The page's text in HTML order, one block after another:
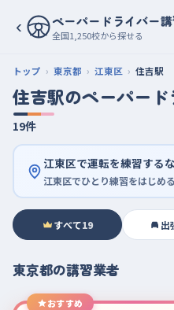
‹ ペーパードライバー
全国1,250校から探せる
トップ 東京都 江東区 住吉駅
住吉駅のペーパー
19件
江東区で運転を練習する
江東区でひとり練習をはじめ
すべて19 出
東京都の講習業者
おすすめ